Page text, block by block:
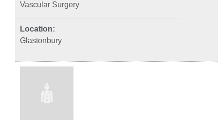
Vascular Surgery
Glastonbury